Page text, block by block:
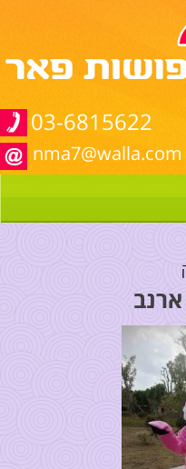
03-6815622
nma7@walla.com